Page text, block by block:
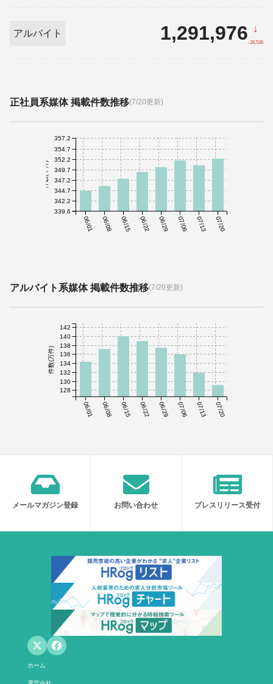
アルバイト 1,291,976 ↓
-26,536
正社員系媒体 掲載件数推移(7/20更新)
06/01 06/08 06/15 06/22 06/29 07/06 07/13 07/20
件数(千件)
339.6
342.2
344.7
347.2
349.7
352.2
354.7
357.2
アルバイト系媒体 掲載件数推移(7/20更新)
06/01 06/08 06/15 06/22 06/29 07/06 07/13 07/20
件数(万件)
128
130
132
134
136
138
140
142
メールマガジン登録 お問い合わせ プレスリリース受付
ホーム